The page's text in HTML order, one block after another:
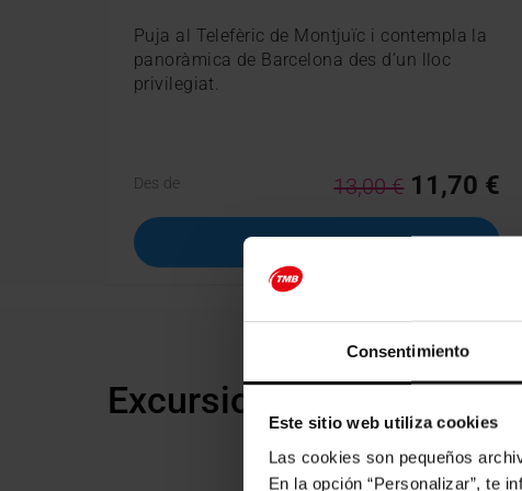
Consentimiento
Este sitio web utiliza cookies
Las cookies son pequeños
En la opción “Personalizar”, te
Puja al Telefèric de Montjuïc i contempla la
panoràmica de Barcelona des d’un lloc
privilegiat.
Des de 11,70 €
13,00 €
COMPRA
Excursions des de